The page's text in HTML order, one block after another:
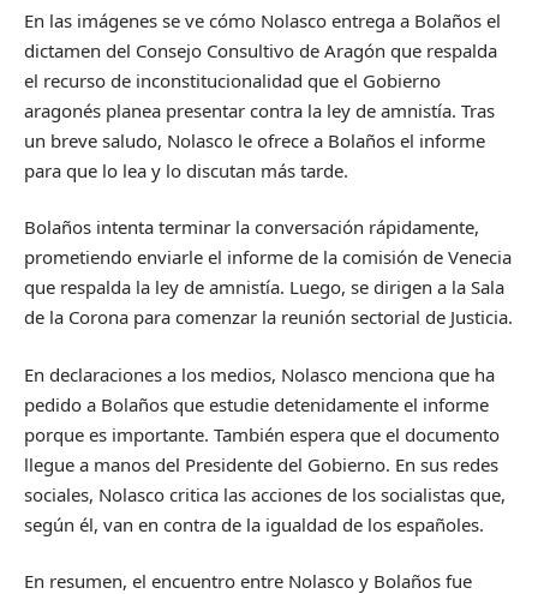
En las imágenes se ve cómo Nolasco entrega a Bolaños el
dictamen del Consejo Consultivo de Aragón que respalda
el recurso de inconstitucionalidad que el Gobierno
aragonés planea presentar contra la ley de amnistía. Tras
un breve saludo, Nolasco le ofrece a Bolaños el informe
para que lo lea y lo discutan más tarde.
Bolaños intenta terminar la conversación rápidamente,
prometiendo enviarle el informe de la comisión de Venecia
que respalda la ley de amnistía. Luego, se dirigen a la Sala
de la Corona para comenzar la reunión sectorial de Justicia.
En declaraciones a los medios, Nolasco menciona que ha
pedido a Bolaños que estudie detenidamente el informe
porque es importante. También espera que el documento
llegue a manos del Presidente del Gobierno. En sus redes
sociales, Nolasco critica las acciones de los socialistas que,
según él, van en contra de la igualdad de los españoles.
En resumen, el encuentro entre Nolasco y Bolaños fue